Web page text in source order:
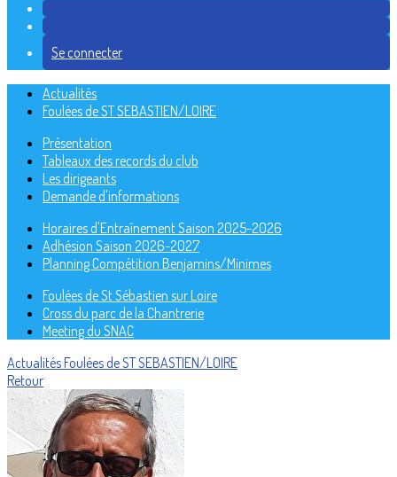
Se connecter
Actualités
Foulées de ST SEBASTIEN/LOIRE
Présentation
Tableaux des records du club
Les dirigeants
Demande d'informations
Horaires d'Entraînement Saison 2025-2026
Adhésion Saison 2026-2027
Planning Compétition Benjamins/Minimes
Foulées de St Sébastien sur Loire
Cross du parc de la Chantrerie
Meeting du SNAC
ActualitésFoulées de ST SEBASTIEN/LOIRE
Retour